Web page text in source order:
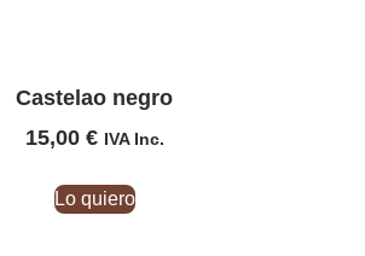
Castelao negro
15,00 € IVA Inc.
Lo quiero